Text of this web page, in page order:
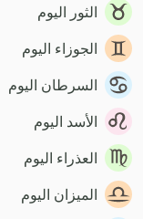
الثور اليوم
الجوزاء اليوم
السرطان اليوم
الأسد اليوم
العذراء اليوم
الميزان اليوم